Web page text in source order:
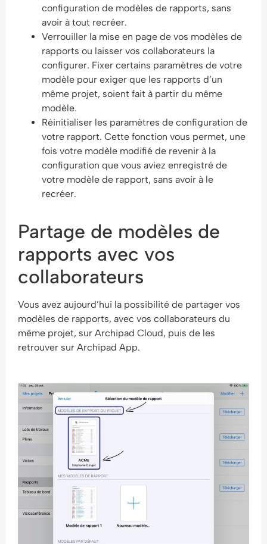
configuration de modèles de rapports, sans
avoir à tout recréer.
Verrouiller la mise en page de vos modèles de
rapports ou laisser vos collaborateurs la
configurer. Fixer certains paramètres de votre
modèle pour exiger que les rapports d’un
même projet, soient fait à partir du même
modèle.
Réinitialiser les paramètres de configuration de
votre rapport. Cette fonction vous permet, une
fois votre modèle modifié de revenir à la
configuration que vous aviez enregistré de
votre modèle de rapport, sans avoir à le
recréer.
Partage de modèles de
rapports avec vos
collaborateurs
Vous avez aujourd’hui la possibilité de partager vos
modèles de rapports, avec vos collaborateurs du
même projet, sur Archipad Cloud, puis de les
retrouver sur Archipad App.